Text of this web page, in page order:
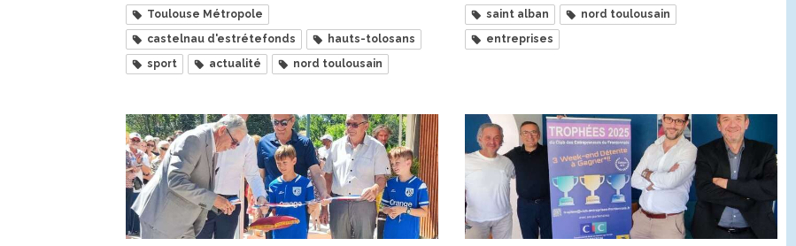
Toulouse Métropole
castelnau d'estrétefonds
hauts-tolosans
sport
actualité nord toulousain
saint alban
nord toulousain
entreprises